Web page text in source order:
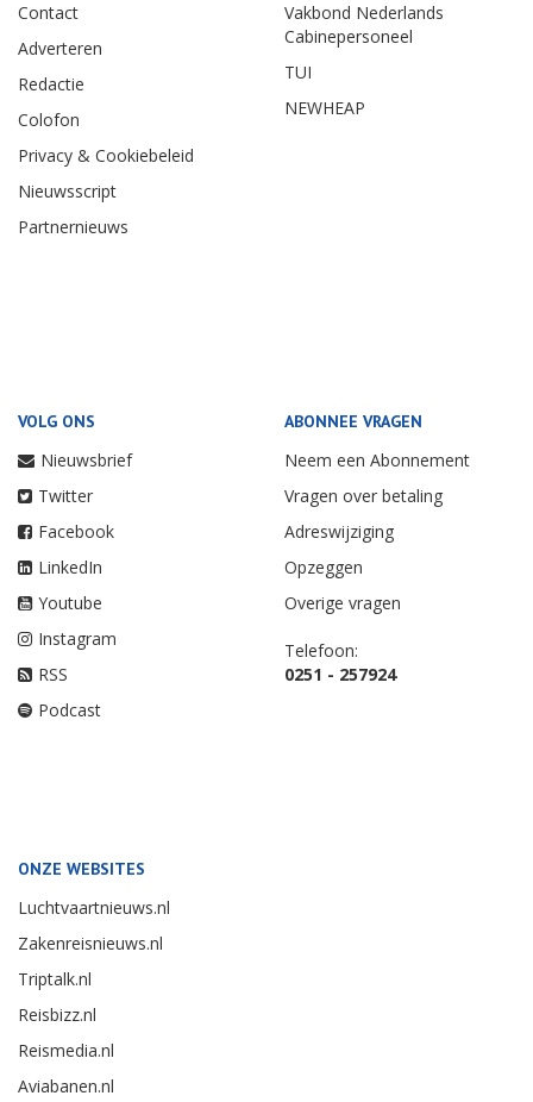
Contact
Adverteren
Redactie
Colofon
Privacy & Cookiebeleid
Nieuwsscript
Partnernieuws
Vakbond Nederlands
Cabinepersoneel
TUI
NEWHEAP
VOLG ONS
Nieuwsbrief
Twitter
Facebook
LinkedIn
Youtube
Instagram
RSS
Podcast
ABONNEE VRAGEN
Neem een Abonnement
Vragen over betaling
Adreswijziging
Opzeggen
Overige vragen
Telefoon:
0251 - 257924
ONZE WEBSITES
Luchtvaartnieuws.nl
Zakenreisnieuws.nl
Triptalk.nl
Reisbizz.nl
Reismedia.nl
Aviabanen.nl